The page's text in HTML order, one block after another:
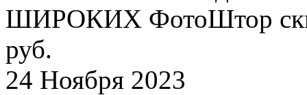
ШИРОКИХ ФотоШтор
руб.
24 Ноября 2023